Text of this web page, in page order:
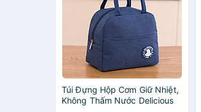
Túi Đựng Hộp Cơm Giữ Nhiệt,
Không Thấm Nước Delicious